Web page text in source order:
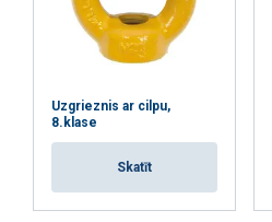
Uzgrieznis ar cilpu,
8.klase
Skatīt